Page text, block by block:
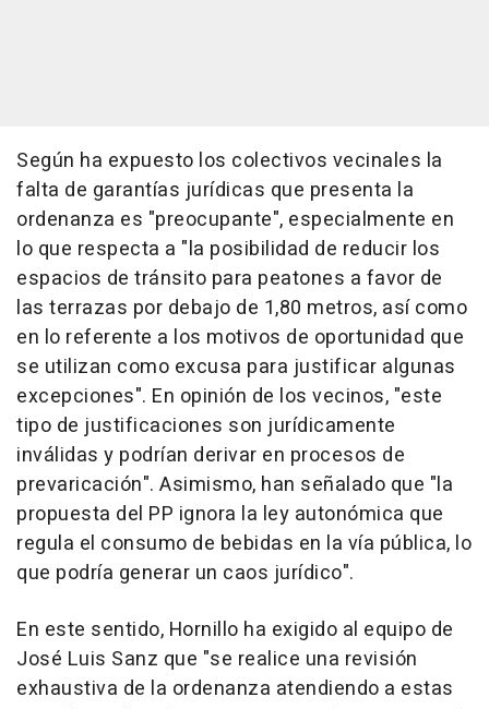
Según ha expuesto los colectivos vecinales la
falta de garantías jurídicas que presenta la
ordenanza es "preocupante", especialmente en
lo que respecta a "la posibilidad de reducir los
espacios de tránsito para peatones a favor de
las terrazas por debajo de 1,80 metros, así como
en lo referente a los motivos de oportunidad que
se utilizan como excusa para justificar algunas
excepciones". En opinión de los vecinos, "este
tipo de justificaciones son jurídicamente
inválidas y podrían derivar en procesos de
prevaricación". Asimismo, han señalado que "la
propuesta del PP ignora la ley autonómica que
regula el consumo de bebidas en la vía pública, lo
que podría generar un caos jurídico".
En este sentido, Hornillo ha exigido al equipo de
José Luis Sanz que "se realice una revisión
exhaustiva de la ordenanza atendiendo a estas